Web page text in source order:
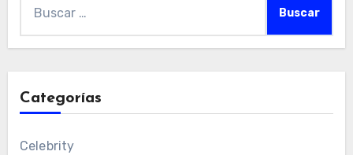
Categorías
Celebrity